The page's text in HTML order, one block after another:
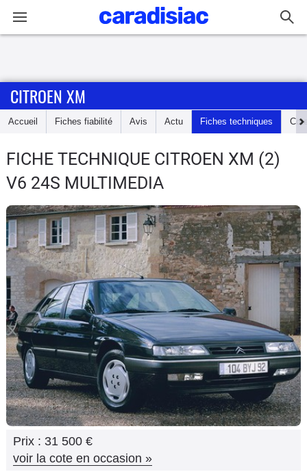
Accueil
Essais
Guide
d'achat
Electriques
Utilitaires
Flottes
Auto
Services
Forum
Moto
CITROEN XM
Accueil Fiches fiabilité Avis Actu Fiches techniques
FICHE TECHNIQUE CITROEN XM (2)
V6 24S MULTIMEDIA
Prix : 31 500 €
voir la cote en occasion »